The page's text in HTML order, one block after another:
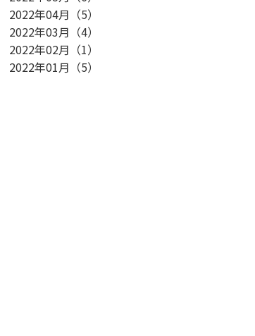
2022年04月 （5）
2022年03月 （4）
2022年02月 （1）
2022年01月 （5）